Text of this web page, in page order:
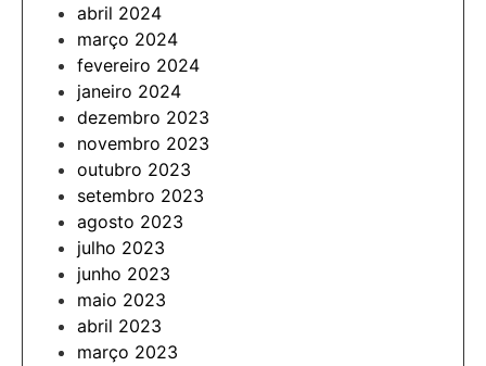
abril 2024
março 2024
fevereiro 2024
janeiro 2024
dezembro 2023
novembro 2023
outubro 2023
setembro 2023
agosto 2023
julho 2023
junho 2023
maio 2023
abril 2023
março 2023